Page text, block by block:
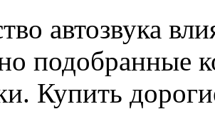
автозвука
подобранные
Купить